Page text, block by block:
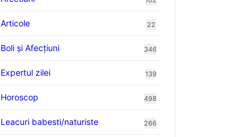
Articole 22
Boli și Afecțiuni 346
Expertul zilei 139
Horoscop 498
Leacuri babesti/naturiste 266